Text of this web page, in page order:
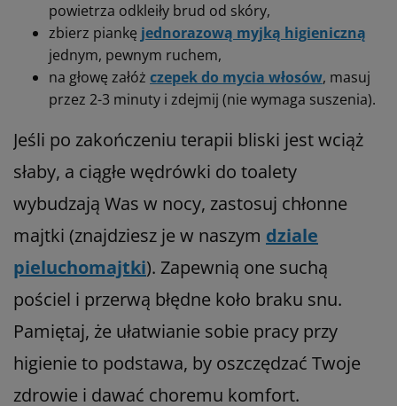
powietrza odkleiły brud od skóry,
zbierz piankę jednorazową myjką higieniczną
jednym, pewnym ruchem,
na głowę załóż czepek do mycia włosów, masuj
przez 2-3 minuty i zdejmij (nie wymaga suszenia).
Jeśli po zakończeniu terapii bliski jest wciąż
słaby, a ciągłe wędrówki do toalety
wybudzają Was w nocy, zastosuj chłonne
majtki (znajdziesz je w naszym dziale
pieluchomajtki). Zapewnią one suchą
pościel i przerwą błędne koło braku snu.
Pamiętaj, że ułatwianie sobie pracy przy
higienie to podstawa, by oszczędzać Twoje
zdrowie i dawać choremu komfort.